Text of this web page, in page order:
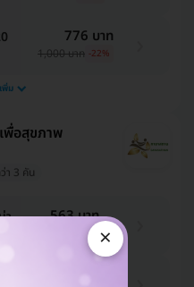
776 บาท
1,000 บาท -22%
พิ่ม
พื่อสุขภาพ
า 3 คัน
า
563 บาท
-6% ×